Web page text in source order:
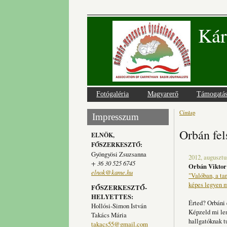
Fotógaléria Magyarerő Támogatás
Impresszum
ELNÖK,
FŐSZERKESZTŐ:
Gyöngyösi Zsuzsanna
+ 36 30 525 6745
elnok@kame.hu
FŐSZERKESZTŐ-
HELYETTES:
Hollósi-Simon István
Takács Mária
takacs55@gmail.com
Jelenlegi
Címlap
Orbán
2012,
Orbán Viktor
"Valóban, a
képes legyen
Érted?
Képzeld mi
hallgatóknak